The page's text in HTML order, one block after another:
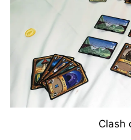
Clash